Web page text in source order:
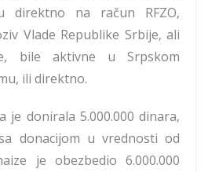
direktno na račun RFZO,
Vlade Republike Srbije, ali
bile aktivne u Srpskom
ili direktno.
je donirala 5.000.000 dinara,
donacijom u vrednosti od
je obezbedio 6.000.000